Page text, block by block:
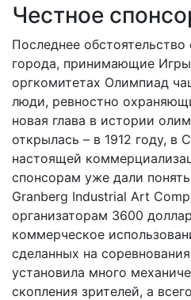
Честное
Последнее
города, принимающие
оргкомитетах Олимпиад
люди, ревностно
новая глава в истории
открылась – в 1912 году, в
настоящей
спонсорам уже дали
Granberg Industrial Art
организаторам 3600
коммерческое
сделанных на
установила много
скопления зрителей, а